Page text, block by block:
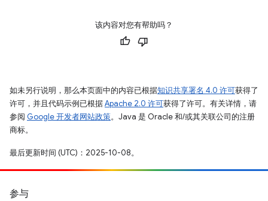
该内容对您有帮助吗？
如未另行说明，那么本页面中的内容已根据知识共享署名 4.0 许可获得了
许可，并且代码示例已根据Apache 2.0 许可获得了许可。有关详情，请
参阅 Google 开发者网站政策。Java 是 Oracle 和/或其关联公司的注册
商标。
最后更新时间 (UTC)：2025-10-08。
参与